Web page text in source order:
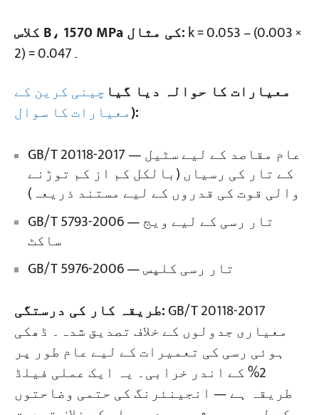
کلاس B، 1570 MPa کی مثال:k = 0.053 – (0.003 ×
2) = 0.047۔
معیارات کا حوالہ دیا گیا چینی کرین کے
معیارات کا سوال):
GB/T 20118-2017 — عام مقاصد کے لیے سٹیل
کے تار کی رسیاں (بالکل کم از کم توڑنے
والی قوت کی قدروں کے لیے مستند ذریعہ)
GB/T 5793-2006 — تار رسی کے لیے ویج
ساکٹ
GB/T 5976-2006 — تار رسی کلپس
طریقہ کار کی درستگی:GB/T 20118-2017
معیاری جدولوں کے خلاف تصدیق شدہ۔ ڈھکی
ہوئی رسی کی تعمیرات کے لیے عام طور پر
2% کے اندر خرابی۔ یہ ایک عملی فیلڈ
طریقہ ہے — انجینئرنگ کی حتمی وضاحتوں